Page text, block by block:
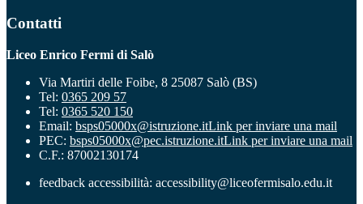
Contatti
Liceo Enrico Fermi di Salò
Via Martiri delle Foibe, 8 25087 Salò (BS)
Tel: 0365 209 57
Tel: 0365 520 150
Email: bsps05000x@istruzione.itLink per inviare una mail
PEC: bsps05000x@pec.istruzione.itLink per inviare una mail
C.F.: 87002130174
feedback accessibilità: accessibility@liceofermisalo.edu.it